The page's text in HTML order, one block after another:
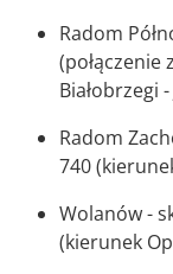
Radom
(połączenie
Białobrzegi
Radom
740
Wolanów -
(kierunek